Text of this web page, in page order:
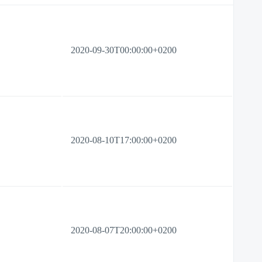
2020-09-30T00:00:00+0200
2020-08-10T17:00:00+0200
2020-08-07T20:00:00+0200